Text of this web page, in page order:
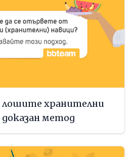
хранителни
метод